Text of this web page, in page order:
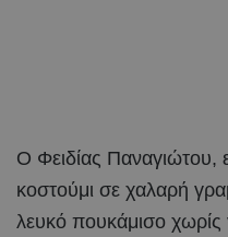
Ο Φειδίας Παναγιώτου,
κοστούμι σε χαλαρή
λευκό πουκάμισο